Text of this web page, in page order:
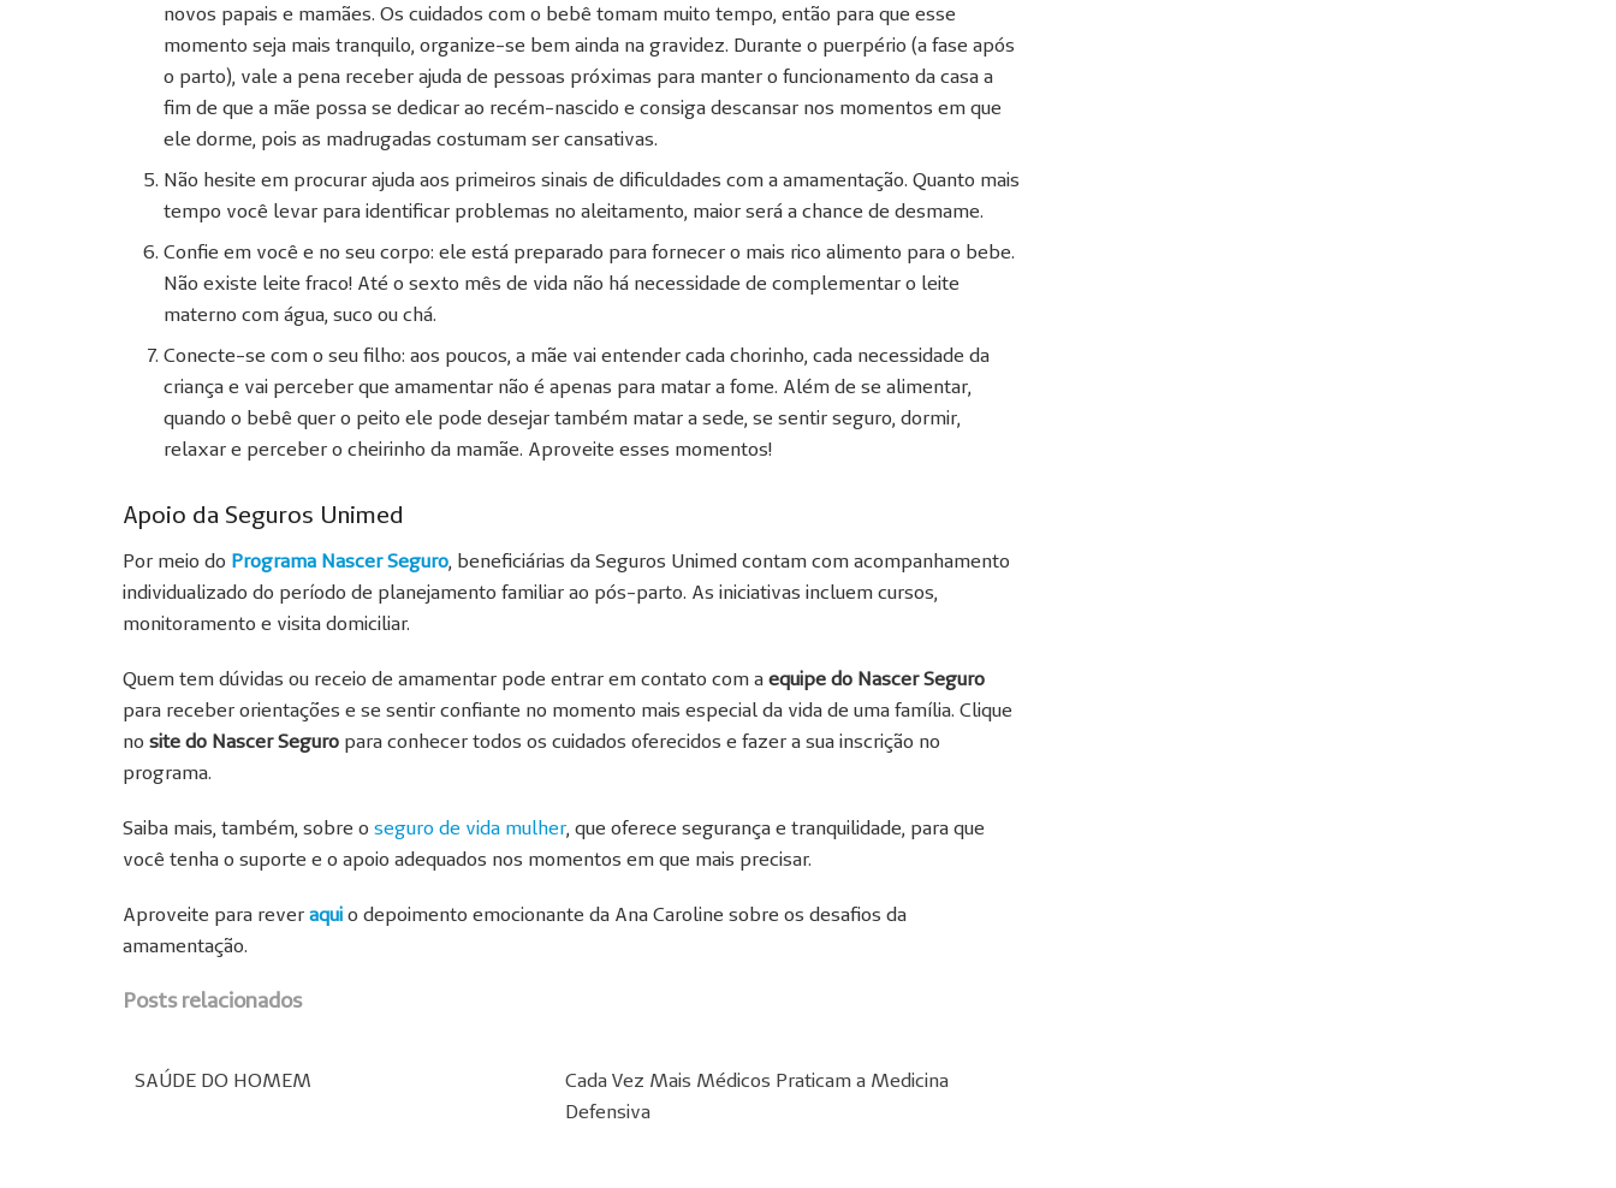
novos papais e mamães. Os cuidados com o bebê tomam muito tempo, então para que esse
momento seja mais tranquilo, organize-se bem ainda na gravidez. Durante o puerpério (a fase após
o parto), vale a pena receber ajuda de pessoas próximas para manter o funcionamento da casa a
fim de que a mãe possa se dedicar ao recém-nascido e consiga descansar nos momentos em que
ele dorme, pois as madrugadas costumam ser cansativas.
Não hesite em procurar ajuda aos primeiros sinais de dificuldades com a amamentação. Quanto mais
tempo você levar para identificar problemas no aleitamento, maior será a chance de desmame.
Confie em você e no seu corpo: ele está preparado para fornecer o mais rico alimento para o bebe.
Não existe leite fraco! Até o sexto mês de vida não há necessidade de complementar o leite
materno com água, suco ou chá.
Conecte-se com o seu filho: aos poucos, a mãe vai entender cada chorinho, cada necessidade da
criança e vai perceber que amamentar não é apenas para matar a fome. Além de se alimentar,
quando o bebê quer o peito ele pode desejar também matar a sede, se sentir seguro, dormir,
relaxar e perceber o cheirinho da mamãe. Aproveite esses momentos!
Apoio da Seguros Unimed
Por meio do Programa Nascer Seguro, beneficiárias da Seguros Unimed contam com acompanhamento
individualizado do período de planejamento familiar ao pós-parto. As iniciativas incluem cursos,
monitoramento e visita domiciliar.
Quem tem dúvidas ou receio de amamentar pode entrar em contato com a equipe do Nascer Seguro
para receber orientações e se sentir confiante no momento mais especial da vida de uma família. Clique
no site do Nascer Seguro para conhecer todos os cuidados oferecidos e fazer a sua inscrição no
programa.
Saiba mais, também, sobre o seguro de vida mulher, que oferece segurança e tranquilidade, para que
você tenha o suporte e o apoio adequados nos momentos em que mais precisar.
Aproveite para rever aqui o depoimento emocionante da Ana Caroline sobre os desafios da
amamentação.
Posts relacionados
SAÚDE DO HOMEM
Cada Vez Mais Médicos Praticam a Medicina
Defensiva